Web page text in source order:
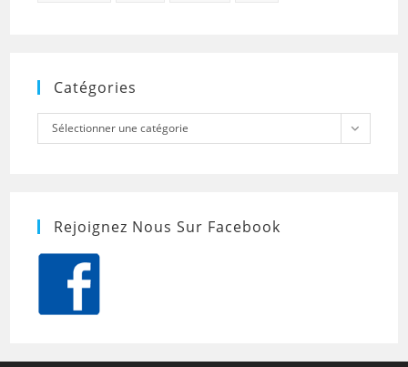
Catégories
Catégories
Sélectionner une catégorie
Rejoignez Nous Sur Facebook